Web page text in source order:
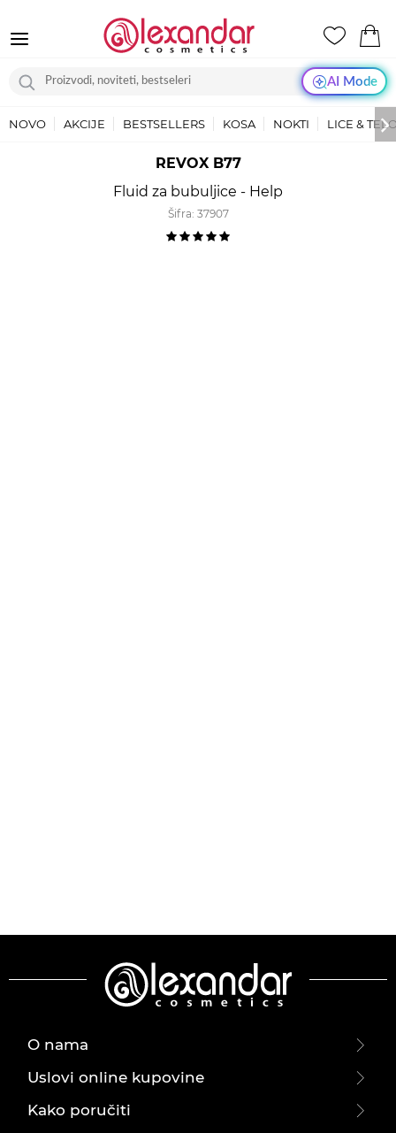
AI Mode
NOVO AKCIJE BESTSELLERS KOSA NOKTI LICE &
REVOX B77
Fluid za bubuljice - Help
Šifra: 37907
O nama
Uslovi online kupovine
Kako poručiti